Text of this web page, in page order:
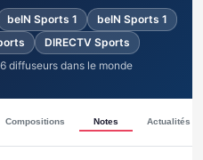
beIN Sports 1
beIN Sports 1
DIRECTV Sports
diffuseurs dans le monde
Compositions Notes Actualités